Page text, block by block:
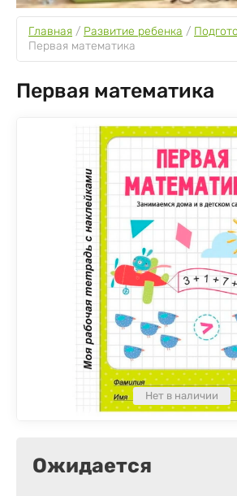
Главная / Развитие ребенка /
Первая математика
Первая математика
Нет в наличии
Ожидается